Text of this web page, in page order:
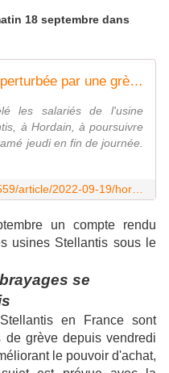
18 septembre dans
L'usine Stellantis d'Hordain perturbée par une grève, de fortes hausses de salaires réclamées
les salariés de l'usine
à Hordain, à poursuivre
jeudi en fin de journée.
un compte rendu
usines Stellantis sous le
se
en France sont
de grève depuis vendredi
le pouvoir d'achat,